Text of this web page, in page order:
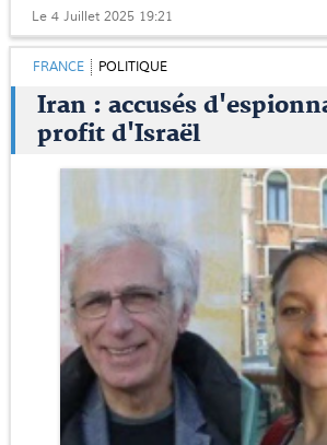
Le 4 Juillet 2025 19:21
FRANCE POLITIQUE
Iran : accusés
profit d'Israël